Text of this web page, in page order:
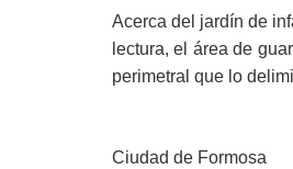
Acerca del jardín de
lectura, el área de
perimetral que lo
Ciudad de Formosa